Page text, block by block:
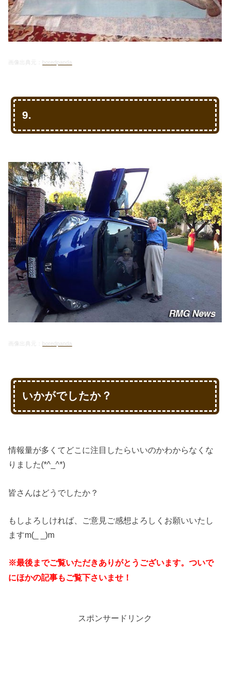
画像出典元： boredpanda
9.
画像出典元： boredpanda
いかがでしたか？
情報量が多くてどこに注目したらいいのかわからなくな
りました(*^_^*)
皆さんはどうでしたか？
もしよろしければ、ご意見ご感想よろしくお願いいたし
ますm(_ _)m
※最後までご覧いただきありがとうございます。ついで
にほかの記事もご覧下さいませ！
スポンサードリンク